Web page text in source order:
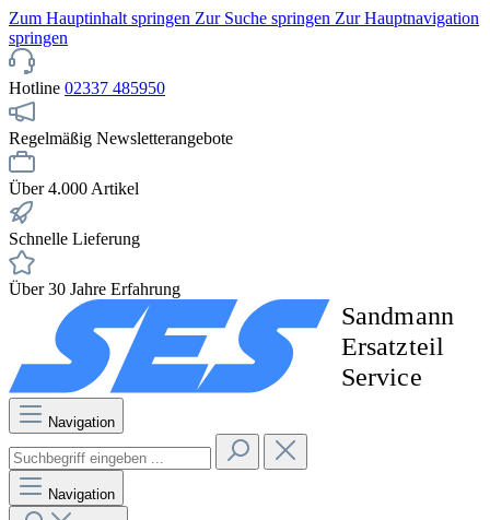
Zum Hauptinhalt springen Zur Suche springen Zur Hauptnavigation
springen
Hotline 02337 485950
Regelmäßig Newsletterangebote
Über 4.000 Artikel
Schnelle Lieferung
Über 30 Jahre Erfahrung
Navigation
Navigation